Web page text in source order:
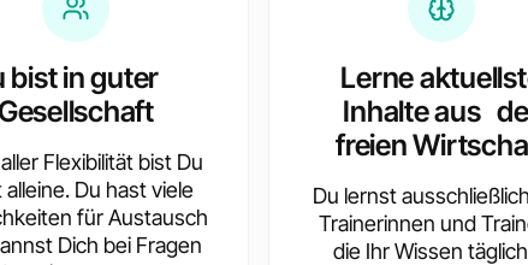
bist in guter
Flexibilität bist Du
alleine. Du hast viele
für Austausch
Dich bei Fragen
Lerne
Inhalte aus
freien
Du lernst
Trainerinnen und
die Ihr Wissen